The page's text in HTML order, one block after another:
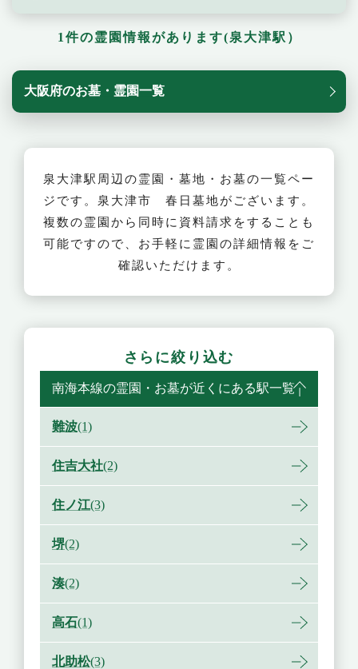
1件の霊園情報があります(泉大津駅）
大阪府のお墓・霊園一覧
泉大津駅周辺の霊園・墓地・お墓の一覧ペー
ジです。泉大津市 春日墓地がございます。
複数の霊園から同時に資料請求をすることも
可能ですので、お手軽に霊園の詳細情報をご
確認いただけます。
さらに絞り込む
南海本線の霊園・お墓が近くにある駅一覧
難波(1)
住吉大社(2)
住ノ江(3)
堺(2)
湊(2)
高石(1)
北助松(3)